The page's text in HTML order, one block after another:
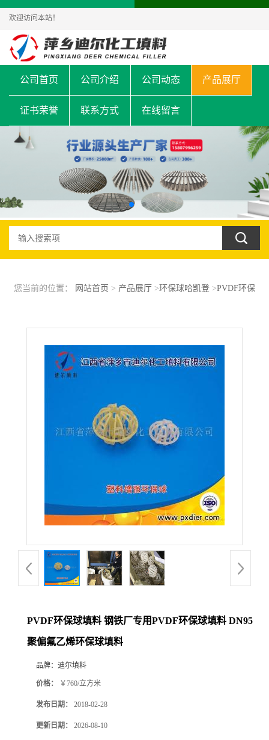
欢迎访问本站！
公司首页 公司介绍 公司动态 产品展厅
证书荣誉 联系方式 在线留言
您当前的位置： 网站首页 > 产品展厅>环保球哈凯登>PVDF环保
PVDF环保球填料 钢铁厂专用PVDF环保球填料 DN95
聚偏氟乙烯环保球填料
品牌： 迪尔填料
价格： ￥760/立方米
发布日期： 2018-02-28
更新日期： 2026-08-10